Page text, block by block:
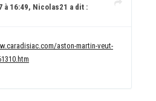
à 16:49, Nicolas21 a dit :
aston-martin-veut-